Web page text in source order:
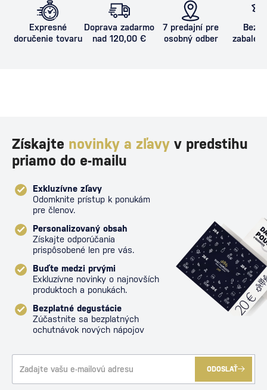
Expresné
doručenie tovaru
Doprava zadarmo
nad 120,00 €
7 predajní pre
osobný odber
Získajte novinky a zľavy v predstihu
priamo do e-mailu
Exkluzívne zľavy
Odomknite prístup k ponukám
pre členov.
Personalizovaný obsah
Získajte odporúčania
prispôsobené len pre vás.
Buďte medzi prvými
Exkluzívne novinky o najnovších
produktoch a ponukách.
Bezplatné degustácie
Zúčastnite sa bezplatných
ochutnávok nových nápojov
ODOSLAŤ